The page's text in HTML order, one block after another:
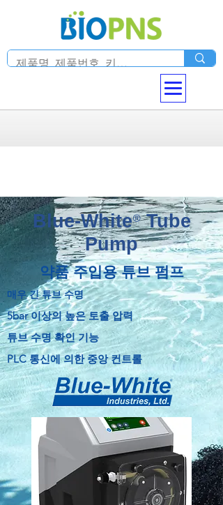
Blue-White® Tube
Pump
약품 주입용 튜브 펌프
매우 긴 튜브 수명
5bar 이상의 높은 토출 압력
튜브 수명 확인 기능
PLC 통신에 의한 중앙 컨트롤